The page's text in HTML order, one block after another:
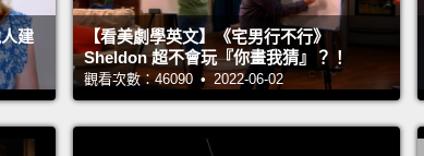
建
【看美劇學英文】《宅男行不行》
Sheldon 超不會玩『你畫我猜』？！
觀看次數：46090 • 2022-06-02